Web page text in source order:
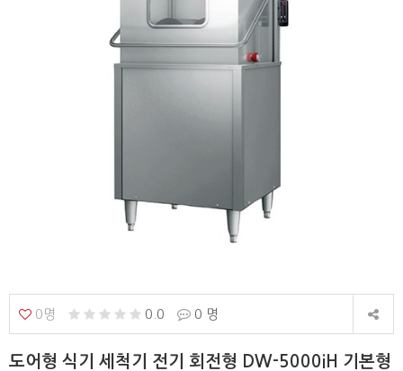
0명 0.0 0 명
도어형 식기 세척기 전기 회전형 DW-5000iH 기본형